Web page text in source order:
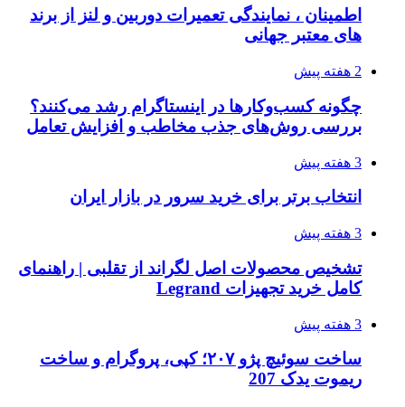
اطمینان ، نمایندگی تعمیرات دوربین و لنز از برند
های معتبر جهانی
2 هفته پیش
چگونه کسب‌وکارها در اینستاگرام رشد می‌کنند؟
بررسی روش‌های جذب مخاطب و افزایش تعامل
3 هفته پیش
انتخاب برتر برای خرید سرور در بازار ایران
3 هفته پیش
تشخیص محصولات اصل لگراند از تقلبی | راهنمای
کامل خرید تجهیزات Legrand
3 هفته پیش
ساخت سوئیچ پژو ۲۰۷؛ کپی، پروگرام و ساخت
ریموت یدک 207